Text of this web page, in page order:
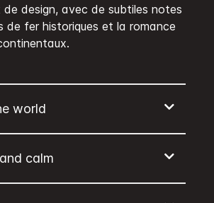
design, avec de subtiles notes
de fer historiques et la romance